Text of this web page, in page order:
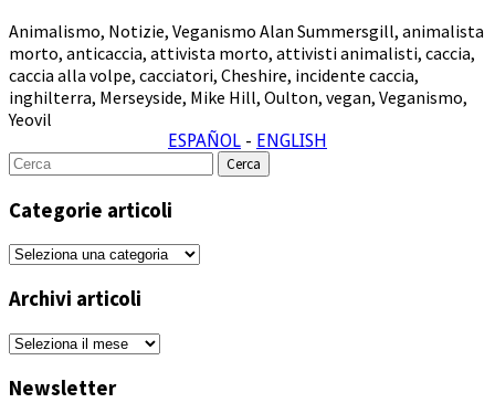
Animalismo, Notizie, Veganismo Alan Summersgill, animalista
morto, anticaccia, attivista morto, attivisti animalisti, caccia,
caccia alla volpe, cacciatori, Cheshire, incidente caccia,
inghilterra, Merseyside, Mike Hill, Oulton, vegan, Veganismo,
Yeovil
ESPAÑOL - ENGLISH
Cerca
per:
Categorie articoli
Categorie
Archivi articoli
Archivi
Newsletter